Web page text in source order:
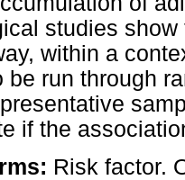
studies
within a
be run through
if the
Risk factor.